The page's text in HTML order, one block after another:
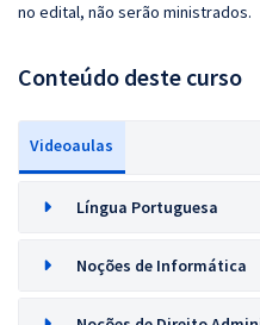
no edital, não serão ministrados.
Conteúdo deste curso
Videoaulas
Língua Portuguesa
Noções de Informática